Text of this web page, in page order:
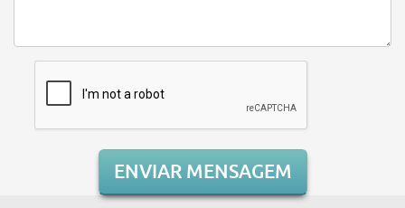
ENVIAR MENSAGEM